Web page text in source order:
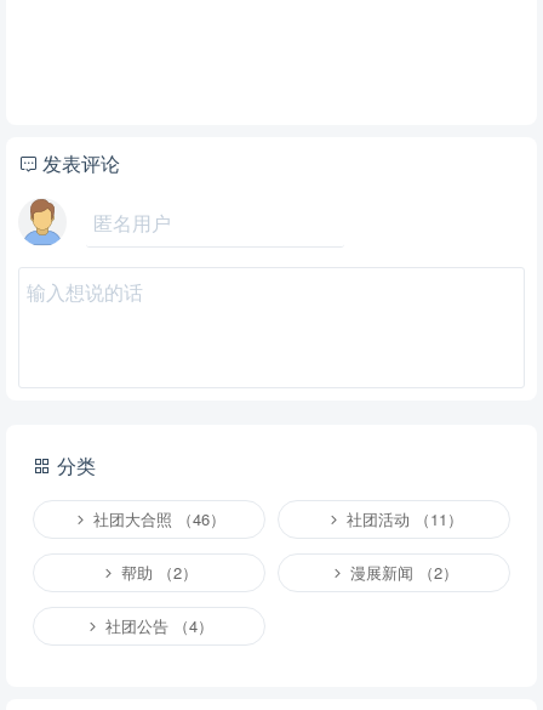
发表评论
提交
分类
社团大合照 （46） 社团活动 （11）
帮助 （2） 漫展新闻 （2）
社团公告 （4）